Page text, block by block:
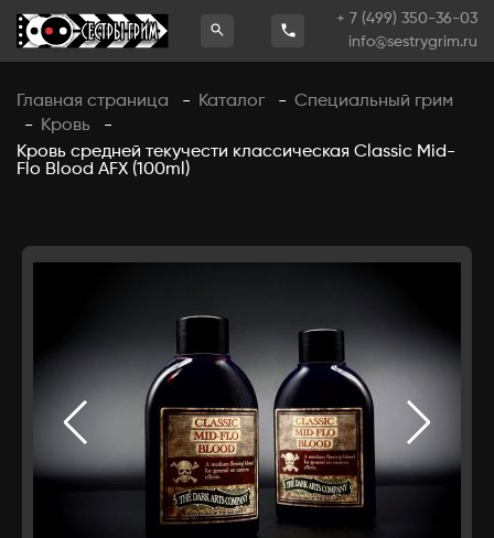
+ 7 (499) 350-36-03
info@sestrygrim.ru
Главная страница - Каталог - Специальный грим
-
Кровь
-
Кровь средней текучести классическая Classic Mid-
Flo Blood AFX (100ml)